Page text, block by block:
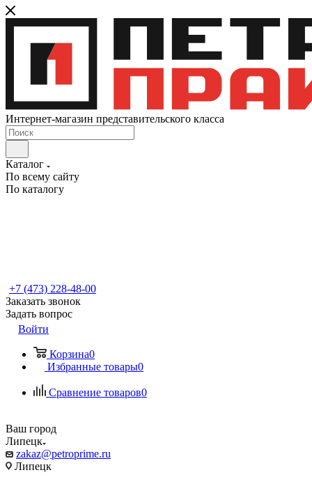
Интернет-магазин представительского класса
Каталог
По всему сайту
По каталогу
+7 (473) 228-48-00
Заказать звонок
Задать вопрос
Войти
Корзина0
Избранные товары0
Сравнение товаров0
Ваш город
Липецк
zakaz@petroprime.ru
Липецк